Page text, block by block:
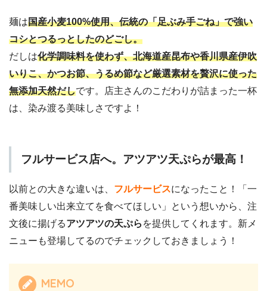
麺は国産小麦100%使用、伝統の「足ぶみ手ごね」で強い
コシとつるっとしたのどごし。
だしは化学調味料を使わず、北海道産昆布や香川県産伊吹
いりこ、かつお節、うるめ節など厳選素材を贅沢に使った
無添加天然だしです。店主さんのこだわりが詰まった一杯
は、染み渡る美味しさですよ！
フルサービス店へ。アツアツ天ぷらが最高！
以前との大きな違いは、 フルサービスになったこと！「一
番美味しい出来立てを食べてほしい」という想いから、注
文後に揚げるアツアツの天ぷら を提供してくれます。新メ
ニューも登場してるのでチェックしておきましょう！
MEMO